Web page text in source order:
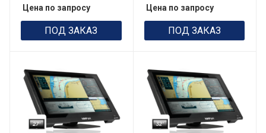
Цена по запросу
ПОД ЗАКАЗ
Цена по запросу
ПОД ЗАКАЗ